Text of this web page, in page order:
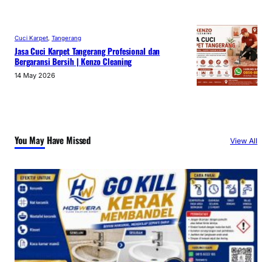
Cuci Karpet Tangerang
Jasa Cuci Karpet Tangerang Profesional dan
Bergaransi Bersih | Kenzo Cleaning
14 May 2026
You May Have Missed View All